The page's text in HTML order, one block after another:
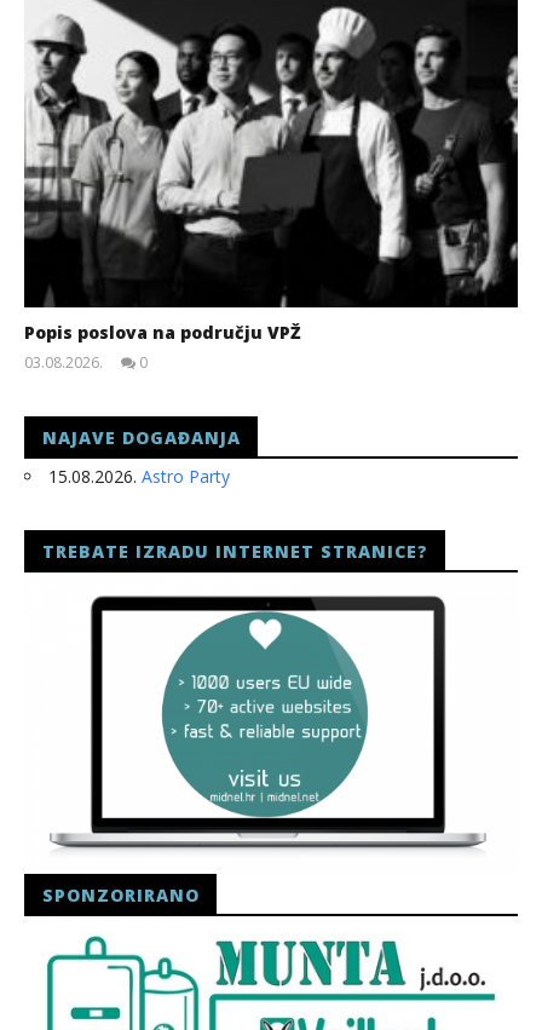
Popis poslova na području VPŽ
03.08.2026.
0
NAJAVE DOGAĐANJA
15.08.2026. Astro Party
TREBATE IZRADU INTERNET STRANICE?
SPONZORIRANO